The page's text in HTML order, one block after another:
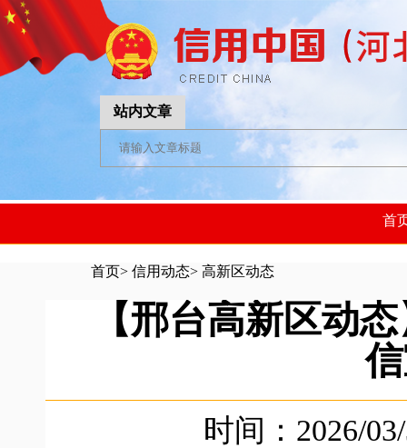
站内文章
首
首页> 信用动态> 高新区动态
【邢台高新区动
时间：2026/